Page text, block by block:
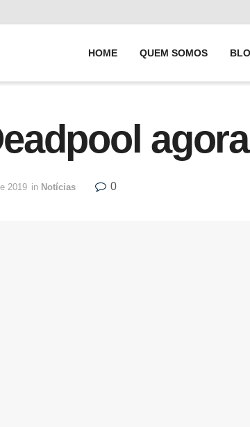
HOME QUEM SOMOS
2019 in Notícias 0